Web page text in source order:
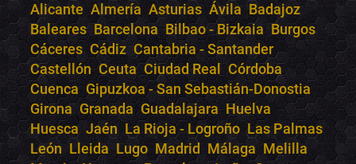
Alicante Almería Asturias Ávila Badajoz
Baleares Barcelona Bilbao - Bizkaia Burgos
Cáceres Cádiz Cantabria - Santander
Castellón Ceuta Ciudad Real
Córdoba
Cuenca Gipuzkoa - San Sebastián-Donostia
Girona Granada Guadalajara Huelva
Huesca Jaén La Rioja - Logroño Las Palmas
León Lleida Lugo Madrid Málaga Melilla
Bololoco · conciertos.club
Online · Te ayudo a encontrar conciertos